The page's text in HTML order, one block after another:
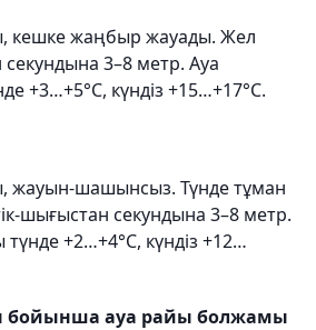
кешке жаңбыр жауады. Жел
секундына 3–8 метр. Ауа
+3…+5°С, күндіз +15…+17°С.
жауын-шашынсыз. Түнде тұман
шығыстан секундына 3–8 метр.
+2…+4°С, күндіз +12…
бойынша ауа райы болжамы